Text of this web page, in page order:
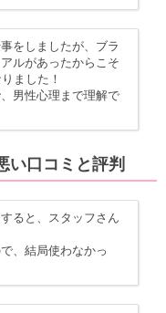
をしましたが、ブラ
ルがあったからこそ
ました！
男性心理まで理解で
い口コミと評判
ると、スタッフさん
、結局使わなかっ